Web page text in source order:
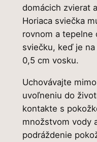
domácich zvierat
Horiaca sviečka
rovnom a tepelne
sviečku, keď je
0,5 cm vosku.
Uchovávajte
uvoľneniu do
kontakte s
množstvom vody
podráždenie